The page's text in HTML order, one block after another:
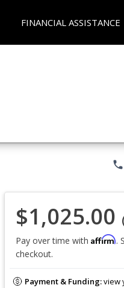
FINANCIAL ASSISTANCE
phone
$1,025.00
Pay over time with Affirm.
checkout.
Payment & Funding:view